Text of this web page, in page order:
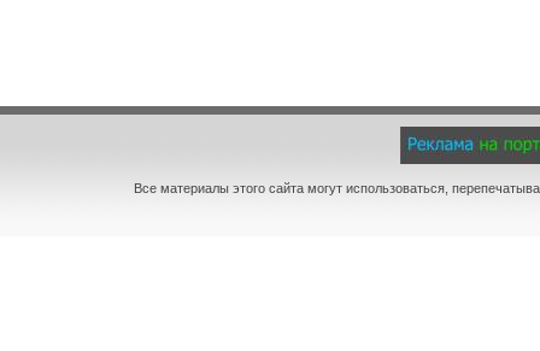
Все материалы этого сайта могут использоваться,